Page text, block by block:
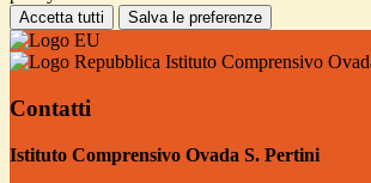
Accetta tutti Salva le preferenze
Istituto Comprensivo
Contatti
Istituto Comprensivo Ovada S. Pertini